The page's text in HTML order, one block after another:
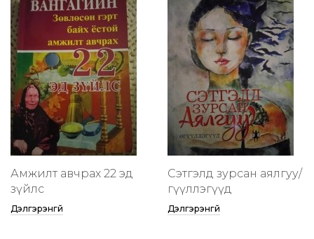
Амжилт авчрах 22 эд
зүйлс
Дэлгэрэнгүй
Сэтгэлд зурсан аялгуу/
өгүүллэгүүд
Дэлгэрэнгүй